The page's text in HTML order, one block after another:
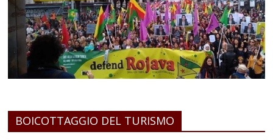
BOICOTTAGGIO DEL TURISMO